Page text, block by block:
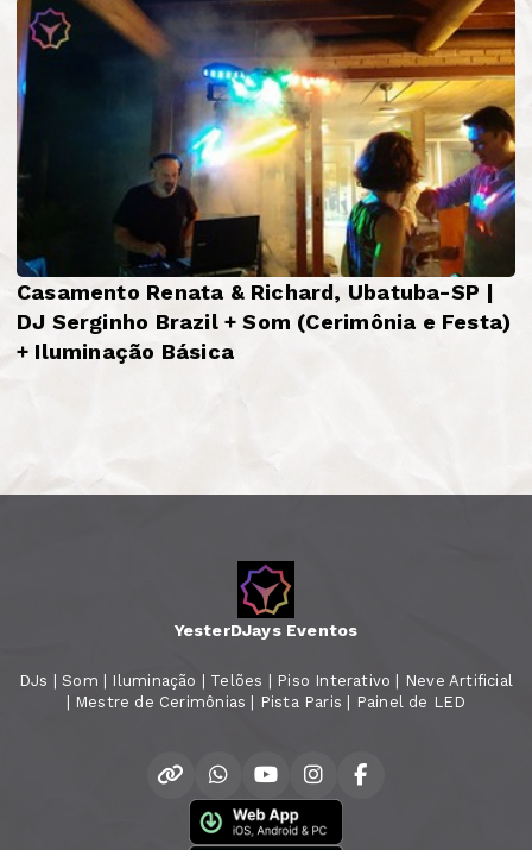
Casamento Renata & Richard, Ubatuba-SP |
DJ Serginho Brazil + Som (Cerimônia e Festa)
+ Iluminação Básica
YesterDJays Eventos
DJs | Som | Iluminação | Telões | Piso Interativo | Neve Artificial
| Mestre de Cerimônias | Pista Paris | Painel de LED